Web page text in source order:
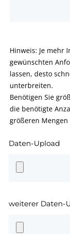
Hinweis: Je mehr
gewünschten
lassen, desto
unterbreiten.
Benötigen Sie
die benötigte
größeren Mengen
Daten-Upload
weiterer Daten-